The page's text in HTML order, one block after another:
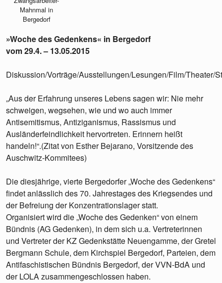
Mahnmal in
Bergedorf
»Woche des Gedenkens« in Bergedorf
vom 29.4. – 13.05.2015
Diskussion/Vorträge/Ausstellungen/Lesungen/Film/Theater/
„Aus der Erfahrung unseres Lebens sagen wir: Nie mehr
schweigen, wegsehen, wie und wo auch immer
Antisemitismus, Antiziganismus, Rassismus und
Ausländerfeindlichkeit hervortreten. Erinnern heißt
handeln!“.(Zitat von Esther Bejarano, Vorsitzende des
Auschwitz-Kommitees)
Die diesjährige, vierte Bergedorfer „Woche des Gedenkens“
findet anlässlich des 70. Jahrestages des Kriegsendes und
der Befreiung der Konzentrationslager statt.
Organisiert wird die „Woche des Gedenken“ von einem
Bündnis (AG Gedenken), in dem sich u.a. Vertreterinnen
und Vertreter der KZ Gedenkstätte Neuengamme, der Gretel
Bergmann Schule, dem Kirchspiel Bergedorf, Parteien, dem
Antifaschistischen Bündnis Bergedorf, der VVN-BdA und
der LOLA zusammengeschlossen haben.